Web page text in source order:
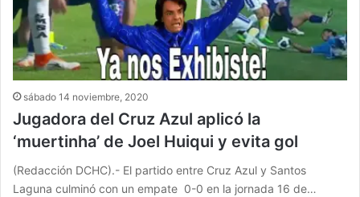
sábado 14 noviembre, 2020
Jugadora del Cruz Azul aplicó la
‘muertinha’ de Joel Huiqui y evita gol
(Redacción DCHC).- El partido entre Cruz Azul y Santos
Laguna culminó con un empate 0-0 en la jornada 16 de…